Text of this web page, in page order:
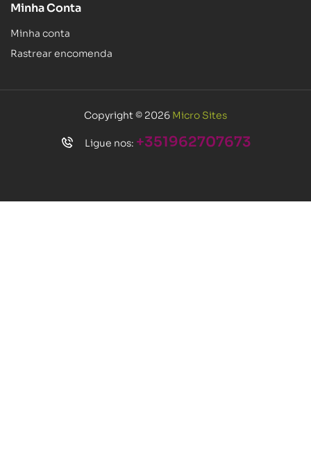
Minha Conta
Minha conta
Rastrear encomenda
Copyright © 2026 Micro Sites
Ligue nos: +351962707673